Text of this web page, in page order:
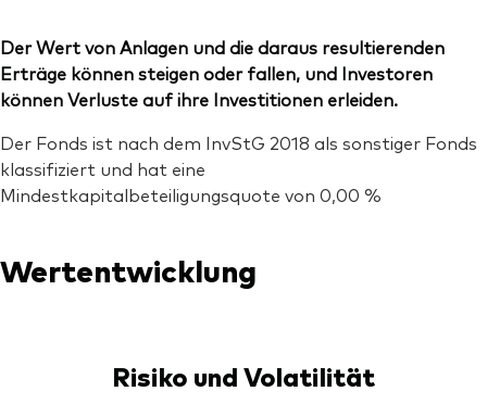
Der Wert von Anlagen und die daraus resultierenden
Erträge können steigen oder fallen, und Investoren
können Verluste auf ihre Investitionen erleiden.
Der Fonds ist nach dem InvStG 2018 als sonstiger Fonds
klassifiziert und hat eine
Mindestkapitalbeteiligungsquote von 0,00 %
Wertentwicklung
Risiko und Volatilität